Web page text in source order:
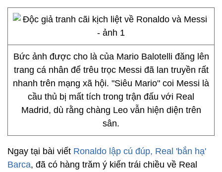
Bức ảnh được cho là của Mario Balotelli đăng lên
trang cá nhân để trêu trọc Messi đã lan truyền rất
nhanh trên mạng xã hội. "Siêu Mario" coi Messi là
cầu thủ bị mất tích trong trận đấu với Real
Madrid, dù rằng chàng Leo vẫn hiện diện trên
sân.
Ngay tại bài viết Ronaldo lập cú đúp, Real 'bắn hạ'
Barca, đã có hàng trăm ý kiến trái chiều về Real